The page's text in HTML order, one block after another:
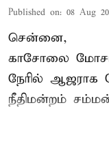
Published on: 08 Aug
சென்னை,
காசோலை
நேரில்
நீதிமன்றம்